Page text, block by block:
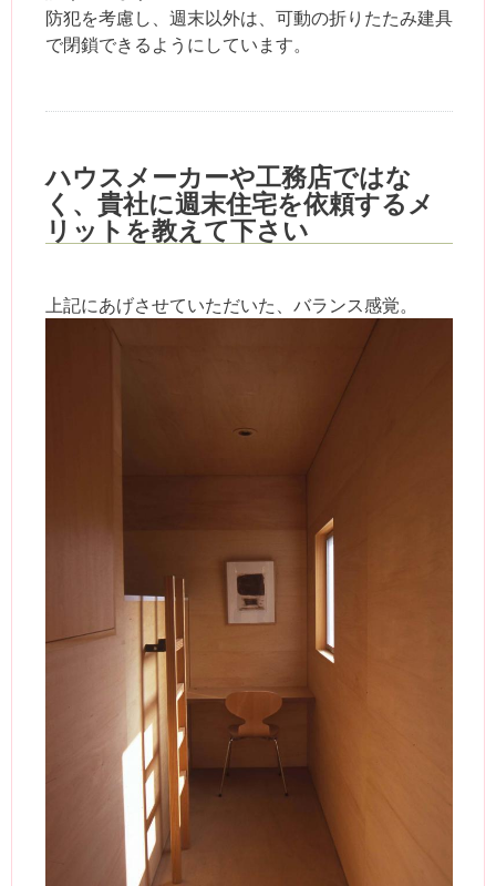
防犯を考慮し、週末以外は、可動の折りたたみ建具
で閉鎖できるようにしています。
ハウスメーカーや工務店ではな
く、貴社に週末住宅を依頼するメ
リットを教えて下さい
上記にあげさせていただいた、バランス感覚。